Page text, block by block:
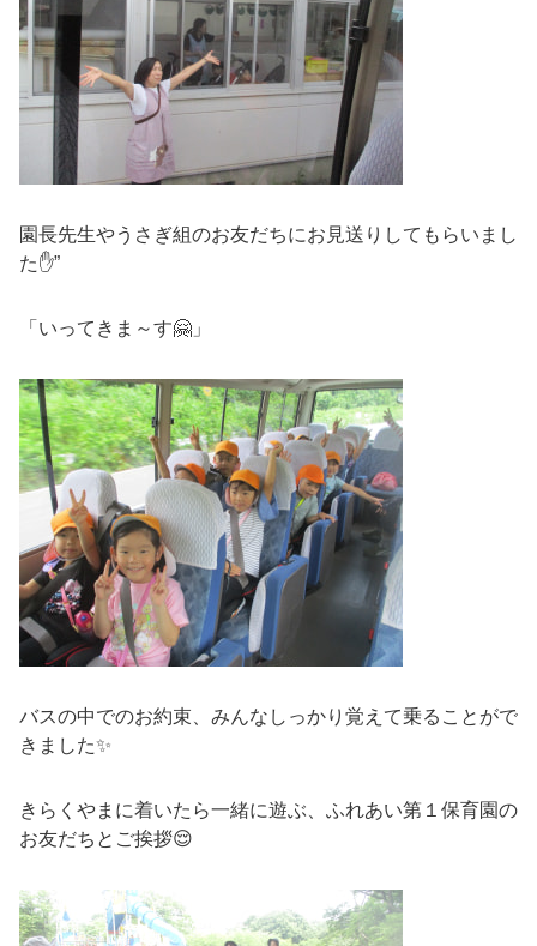
園長先生やうさぎ組のお友だちにお見送りしてもらいまし
た✋”
「いってきま～す🤗」
バスの中でのお約束、みんなしっかり覚えて乗ることがで
きました✨
きらくやまに着いたら一緒に遊ぶ、ふれあい第１保育園の
お友だちとご挨拶😌